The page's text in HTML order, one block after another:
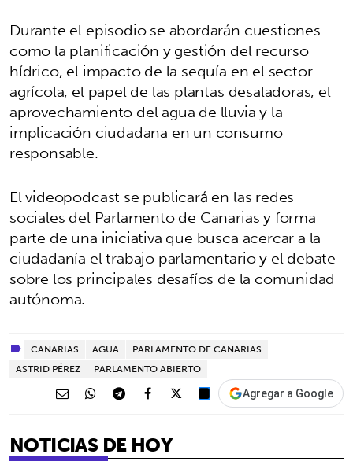
Durante el episodio se abordarán cuestiones
como la planificación y gestión del recurso
hídrico, el impacto de la sequía en el sector
agrícola, el papel de las plantas desaladoras, el
aprovechamiento del agua de lluvia y la
implicación ciudadana en un consumo
responsable.
El videopodcast se publicará en las redes
sociales del Parlamento de Canarias y forma
parte de una iniciativa que busca acercar a la
ciudadanía el trabajo parlamentario y el debate
sobre los principales desafíos de la comunidad
autónoma.
CANARIAS AGUA
PARLAMENTO DE CANARIAS
ASTRID PÉREZ
PARLAMENTO ABIERTO
Agregar a Google
NOTICIAS DE HOY